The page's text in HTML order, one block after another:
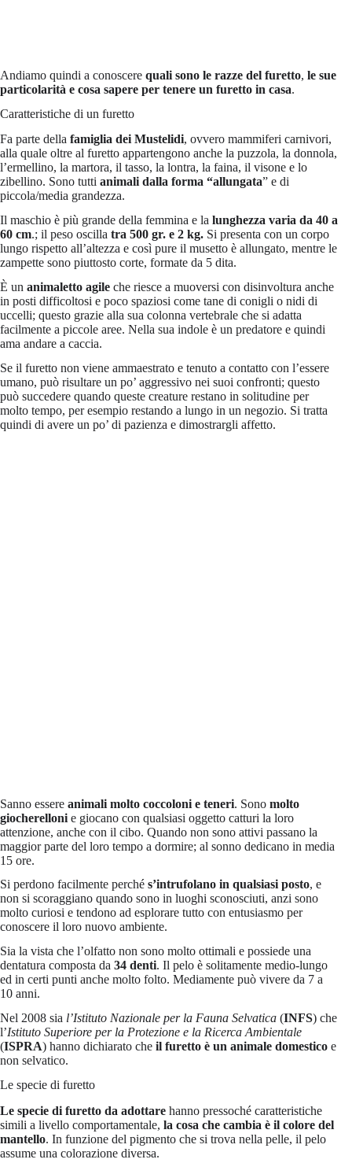
Andiamo quindi a conoscere quali sono le razze del furetto, le sue
particolarità e cosa sapere per tenere un furetto in casa.
Caratteristiche di un furetto
Fa parte della famiglia dei Mustelidi, ovvero mammiferi carnivori,
alla quale oltre al furetto appartengono anche la puzzola, la donnola,
l’ermellino, la martora, il tasso, la lontra, la faina, il visone e lo
zibellino. Sono tutti animali dalla forma “allungata” e di
piccola/media grandezza.
Il maschio è più grande della femmina e la lunghezza varia da 40 a
60 cm.; il peso oscilla tra 500 gr. e 2 kg. Si presenta con un corpo
lungo rispetto all’altezza e così pure il musetto è allungato, mentre le
zampette sono piuttosto corte, formate da 5 dita.
È un animaletto agile che riesce a muoversi con disinvoltura anche
in posti difficoltosi e poco spaziosi come tane di conigli o nidi di
uccelli; questo grazie alla sua colonna vertebrale che si adatta
facilmente a piccole aree. Nella sua indole è un predatore e quindi
ama andare a caccia.
Se il furetto non viene ammaestrato e tenuto a contatto con l’essere
umano, può risultare un po’ aggressivo nei suoi confronti; questo
può succedere quando queste creature restano in solitudine per
molto tempo, per esempio restando a lungo in un negozio. Si tratta
quindi di avere un po’ di pazienza e dimostrargli affetto.
Sanno essere animali molto coccoloni e teneri. Sono molto
giocherelloni e giocano con qualsiasi oggetto catturi la loro
attenzione, anche con il cibo. Quando non sono attivi passano la
maggior parte del loro tempo a dormire; al sonno dedicano in media
15 ore.
Si perdono facilmente perché s’intrufolano in qualsiasi posto, e
non si scoraggiano quando sono in luoghi sconosciuti, anzi sono
molto curiosi e tendono ad esplorare tutto con entusiasmo per
conoscere il loro nuovo ambiente.
Sia la vista che l’olfatto non sono molto ottimali e possiede una
dentatura composta da 34 denti. Il pelo è solitamente medio-lungo
ed in certi punti anche molto folto. Mediamente può vivere da 7 a
10 anni.
Nel 2008 sia l’Istituto Nazionale per la Fauna Selvatica (INFS) che
l’Istituto Superiore per la Protezione e la Ricerca Ambientale
(ISPRA) hanno dichiarato che il furetto è un animale domestico e
non selvatico.
Le specie di furetto
Le specie di furetto da adottare hanno pressoché caratteristiche
simili a livello comportamentale, la cosa che cambia è il colore del
mantello. In funzione del pigmento che si trova nella pelle, il pelo
assume una colorazione diversa.